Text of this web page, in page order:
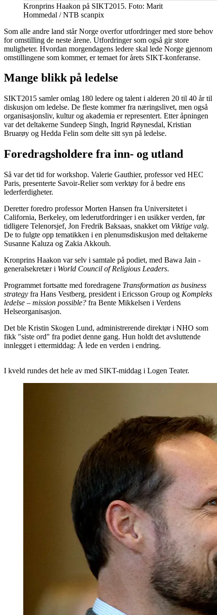
Kronprins Haakon på SIKT2015. Foto: Marit
Hommedal / NTB scanpix
Som alle andre land står Norge overfor utfordringer med store behov
for omstilling de neste årene. Utfordringer som også gir store
muligheter. Hvordan morgendagens ledere skal lede Norge gjennom
omstillingene som kommer, er temaet for årets SIKT-konferanse.
Mange blikk på ledelse
SIKT2015 samler omlag 180 ledere og talent i alderen 20 til 40 år til
diskusjon om ledelse. De fleste kommer fra næringslivet, men også
organisasjonsliv, kultur og akademia er representert. Etter åpningen
var det deltakerne Sundeep Singh, Ingrid Røynesdal, Kristian
Bruarøy og Hedda Felin som delte sitt syn på ledelse.
Foredragsholdere fra inn- og utland
Så var det tid for workshop. Valerie Gauthier, professor ved HEC
Paris, presenterte Savoir-Relier som verktøy for å bedre ens
lederferdigheter.
Deretter foredro professor Morten Hansen fra Universitetet i
California, Berkeley, om lederutfordringer i en usikker verden, før
tidligere Telenorsjef, Jon Fredrik Baksaas, snakket om Viktige valg.
De to fulgte opp tematikken i en plenumsdiskusjon med deltakerne
Susanne Kaluza og Zakia Akkouh.
Kronprins Haakon var selv i samtale på podiet, med Bawa Jain -
generalsekretær i World Council of Religious Leaders.
Programmet fortsatte med foredragene Transformation as business
strategy fra Hans Vestberg, president i Ericsson Group og Kompleks
ledelse – mission possible? fra Bente Mikkelsen i Verdens
Helseorganisasjon.
Det ble Kristin Skogen Lund, administrerende direktør i NHO som
fikk "siste ord" fra podiet denne gang. Hun holdt det avsluttende
innlegget i ettermiddag: Å lede en verden i endring.
I kveld rundes det hele av med SIKT-middag i Logen Teater.